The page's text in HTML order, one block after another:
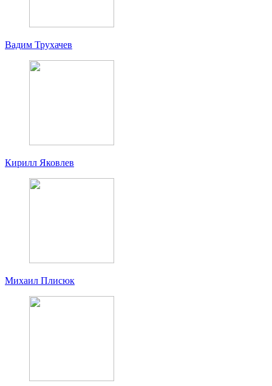
Вадим Трухачев
Кирилл Яковлев
Михаил Плисюк